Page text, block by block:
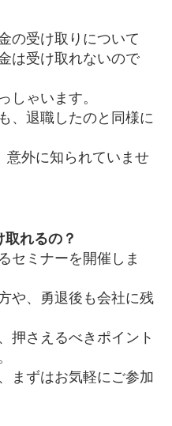
の受け取りについて
は受け取れないので
しゃいます。
、退職したのと同様に
意外に知られていませ
れるの？
セミナーを開催しま
や、勇退後も会社に残
押さえるべきポイント
まずはお気軽にご参加